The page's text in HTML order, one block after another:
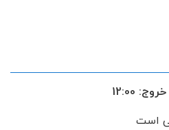
نگهبان
12:00
است